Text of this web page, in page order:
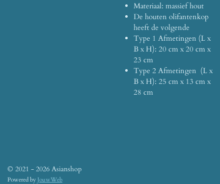
Materiaal: massief hout
De houten olifantenkop
heeft de volgende
Type 1 Afmetingen (L x
B x H): 20 cm x 20 cm x
23 cm
Type 2 Afmetingen (L x
B x H): 25 cm x 13 cm x
28 cm
© 2021 - 2026 Asianshop
Powered by JouwWeb